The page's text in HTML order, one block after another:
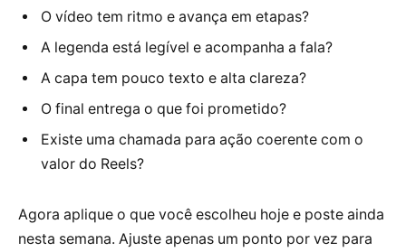
O vídeo tem ritmo e avança em etapas?
A legenda está legível e acompanha a fala?
A capa tem pouco texto e alta clareza?
O final entrega o que foi prometido?
Existe uma chamada para ação coerente com o
valor do Reels?
Agora aplique o que você escolheu hoje e poste ainda
nesta semana. Ajuste apenas um ponto por vez para